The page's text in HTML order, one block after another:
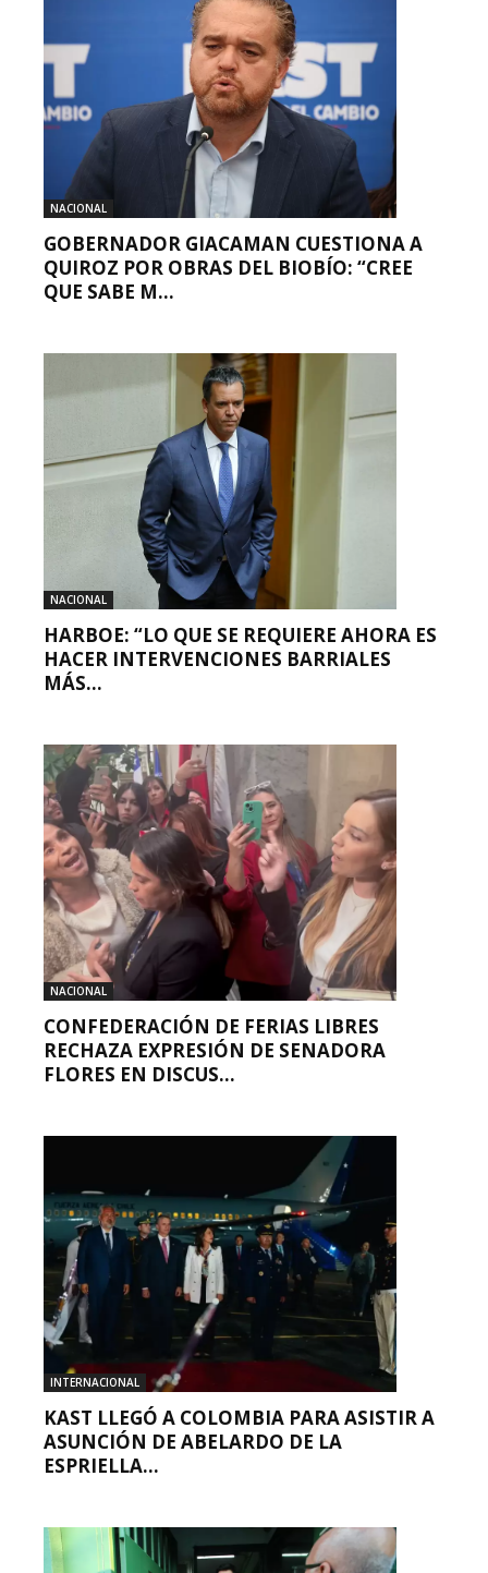
NACIONAL
GOBERNADOR GIACAMAN CUESTIONA A
QUIROZ POR OBRAS DEL BIOBÍO: “CREE
QUE SABE M...
NACIONAL
HARBOE: “LO QUE SE REQUIERE AHORA ES
HACER INTERVENCIONES BARRIALES
MÁS...
NACIONAL
CONFEDERACIÓN DE FERIAS LIBRES
RECHAZA EXPRESIÓN DE SENADORA
FLORES EN DISCUS...
INTERNACIONAL
KAST LLEGÓ A COLOMBIA PARA ASISTIR A
ASUNCIÓN DE ABELARDO DE LA
ESPRIELLA...